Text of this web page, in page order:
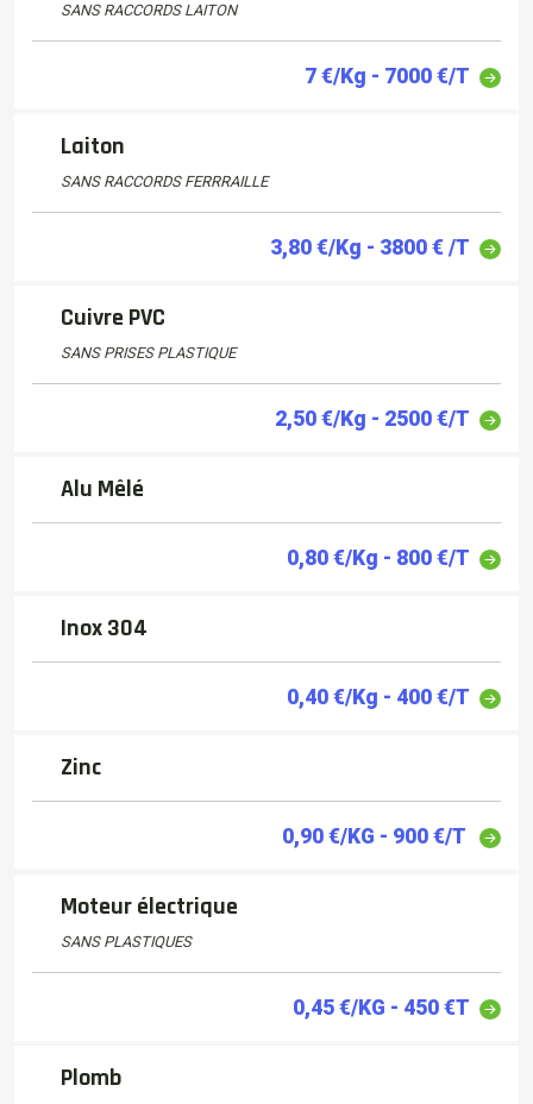
SANS RACCORDS LAITON
7 €/Kg - 7000 €/T
Laiton
SANS RACCORDS FERRRAILLE
3,80 €/Kg - 3800 € /T
Cuivre PVC
SANS PRISES PLASTIQUE
2,50 €/Kg - 2500 €/T
Alu Mêlé
0,80 €/Kg - 800 €/T
Inox 304
0,40 €/Kg - 400 €/T
Zinc
0,90 €/KG - 900 €/T
Moteur électrique
SANS PLASTIQUES
0,45 €/KG - 450 €T
Plomb